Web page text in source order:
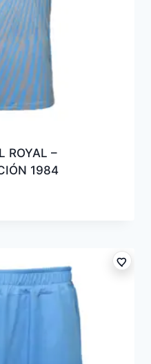
ROYAL –
1984